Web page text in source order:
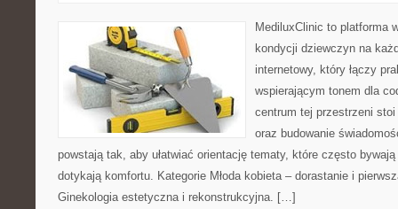
MediluxClinic to platforma
kondycji dziewczyn na
internetowy, który łączy
wspierającym tonem dla
centrum tej przestrzeni
oraz budowanie
powstają tak, aby ułatwiać orientację tematy, które często
dotykają komfortu. Kategorie Młoda kobieta – dorastanie i
Ginekologia estetyczna i rekonstrukcyjna. […]